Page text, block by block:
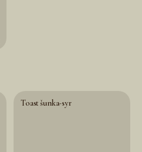
Toast šunka-syr